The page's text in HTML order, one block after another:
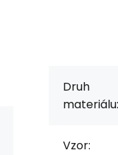
Druh
materiálu:
Vzor: